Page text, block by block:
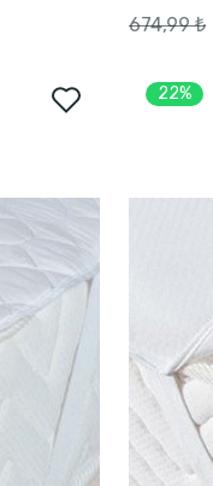
674,99 ₺
22%